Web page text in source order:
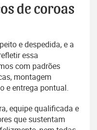
de coroas
e despedida, e a
essa
com padrões
montagem
e entrega pontual.
equipe qualificada e
que sustentam